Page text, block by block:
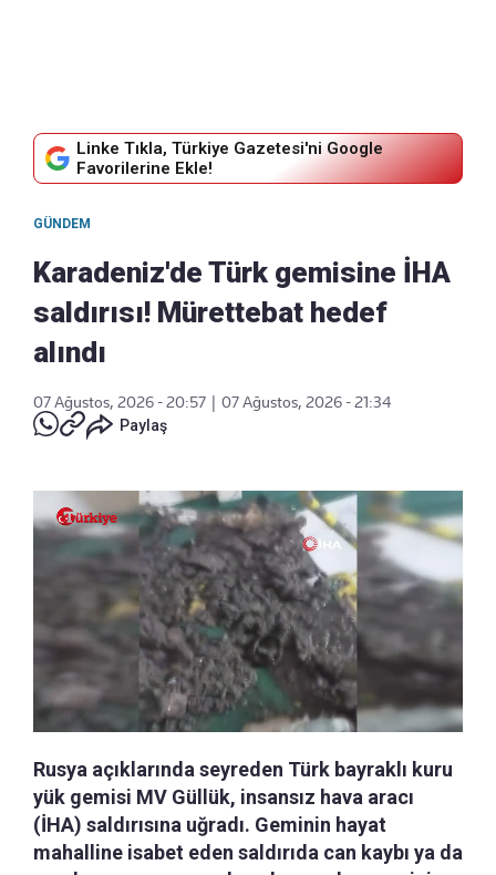
Linke Tıkla, Türkiye Gazetesi'ni Google
Favorilerine Ekle!
GÜNDEM
Karadeniz'de Türk gemisine İHA
saldırısı! Mürettebat hedef
alındı
07 Ağustos, 2026 - 20:57
07 Ağustos, 2026 - 21:34
Paylaş
Rusya açıklarında seyreden Türk bayraklı kuru
yük gemisi MV Güllük, insansız hava aracı
(İHA) saldırısına uğradı. Geminin hayat
mahalline isabet eden saldırıda can kaybı ya da